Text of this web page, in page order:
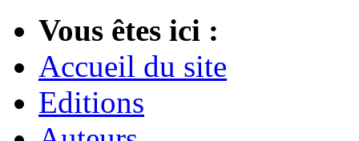
Vous êtes ici :
Accueil du site
Editions